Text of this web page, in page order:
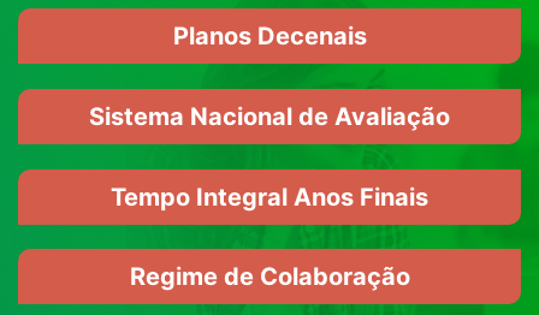
Planos Decenais
Sistema Nacional de Avaliação
Tempo Integral Anos Finais
Regime de Colaboração